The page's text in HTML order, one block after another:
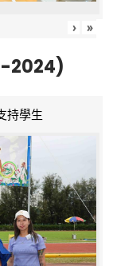
› »
2024)
持學生